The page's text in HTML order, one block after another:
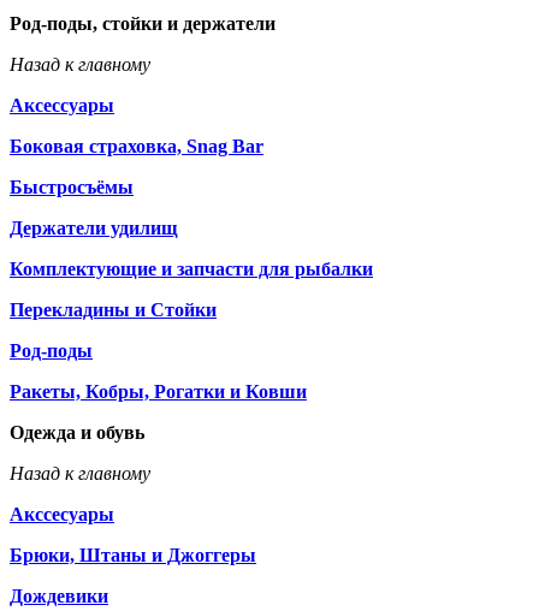
Род-поды, стойки и держатели
Назад к главному
Аксессуары
Боковая страховка, Snag Bar
Быстросъёмы
Держатели удилищ
Комплектующие и запчасти для рыбалки
Перекладины и Стойки
Род-поды
Ракеты, Кобры, Рогатки и Ковши
Одежда и обувь
Назад к главному
Акссесуары
Брюки, Штаны и Джоггеры
Дождевики